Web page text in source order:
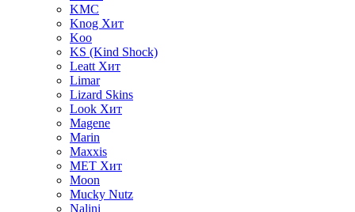
KMC
Knog Хит
Koo
KS (Kind Shock)
Leatt Хит
Limar
Lizard Skins
Look Хит
Magene
Marin
Maxxis
MET Хит
Moon
Mucky Nutz
Nalini